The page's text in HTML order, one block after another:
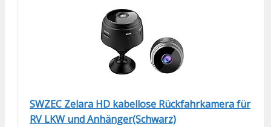
SWZEC Zelara HD kabellose Rückfahrkamera für
RV LKW und Anhänger(Schwarz)